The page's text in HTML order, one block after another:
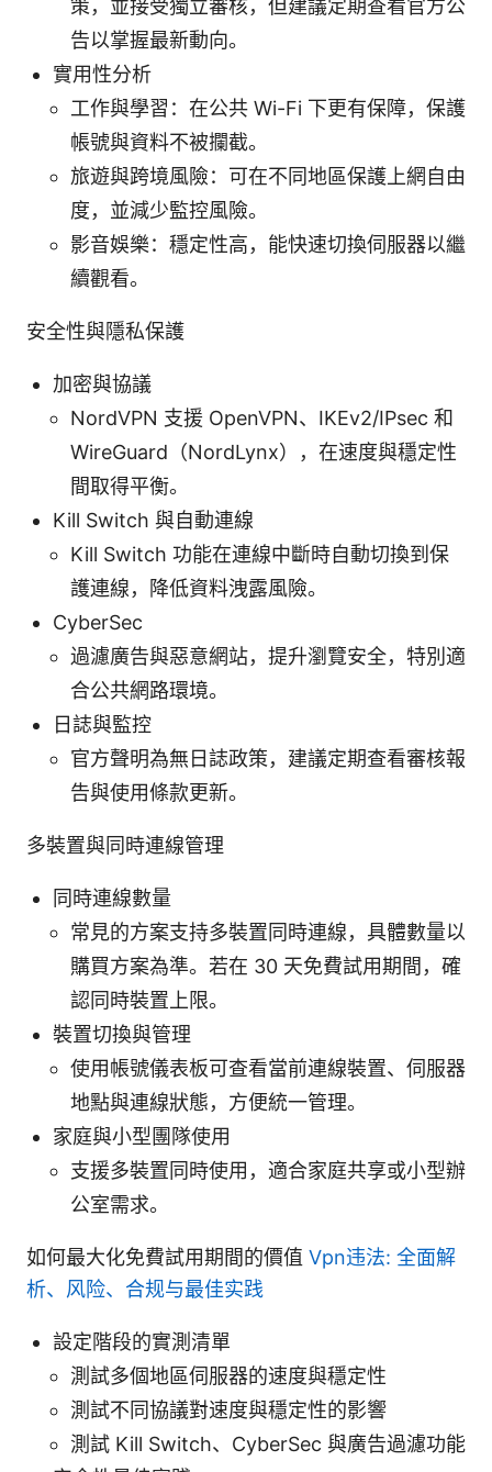
策，並接受獨立審核，但建議定期查看官方公
告以掌握最新動向。
實用性分析
工作與學習：在公共 Wi-Fi 下更有保障，保護
帳號與資料不被攔截。
旅遊與跨境風險：可在不同地區保護上網自由
度，並減少監控風險。
影音娛樂：穩定性高，能快速切換伺服器以繼
續觀看。
安全性與隱私保護
加密與協議
NordVPN 支援 OpenVPN、IKEv2/IPsec 和
WireGuard（NordLynx），在速度與穩定性
間取得平衡。
Kill Switch 與自動連線
Kill Switch 功能在連線中斷時自動切換到保
護連線，降低資料洩露風險。
CyberSec
過濾廣告與惡意網站，提升瀏覽安全，特別適
合公共網路環境。
日誌與監控
官方聲明為無日誌政策，建議定期查看審核報
告與使用條款更新。
多裝置與同時連線管理
同時連線數量
常見的方案支持多裝置同時連線，具體數量以
購買方案為準。若在 30 天免費試用期間，確
認同時裝置上限。
裝置切換與管理
使用帳號儀表板可查看當前連線裝置、伺服器
地點與連線狀態，方便統一管理。
家庭與小型團隊使用
支援多裝置同時使用，適合家庭共享或小型辦
公室需求。
如何最大化免費試用期間的價值 Vpn违法: 全面解
析、风险、合规与最佳实践
設定階段的實測清單
測試多個地區伺服器的速度與穩定性
測試不同協議對速度與穩定性的影響
測試 Kill Switch、CyberSec 與廣告過濾功能